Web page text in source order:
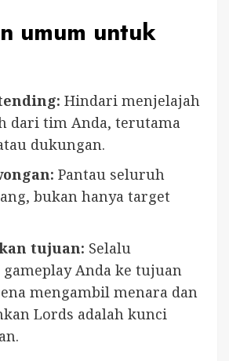
umum untuk
Hindari menjelajah
dari tim Anda, terutama
dukungan.
Pantau seluruh
bukan hanya target
tujuan: Selalu
gameplay Anda ke tujuan
mengambil menara dan
Lords adalah kunci